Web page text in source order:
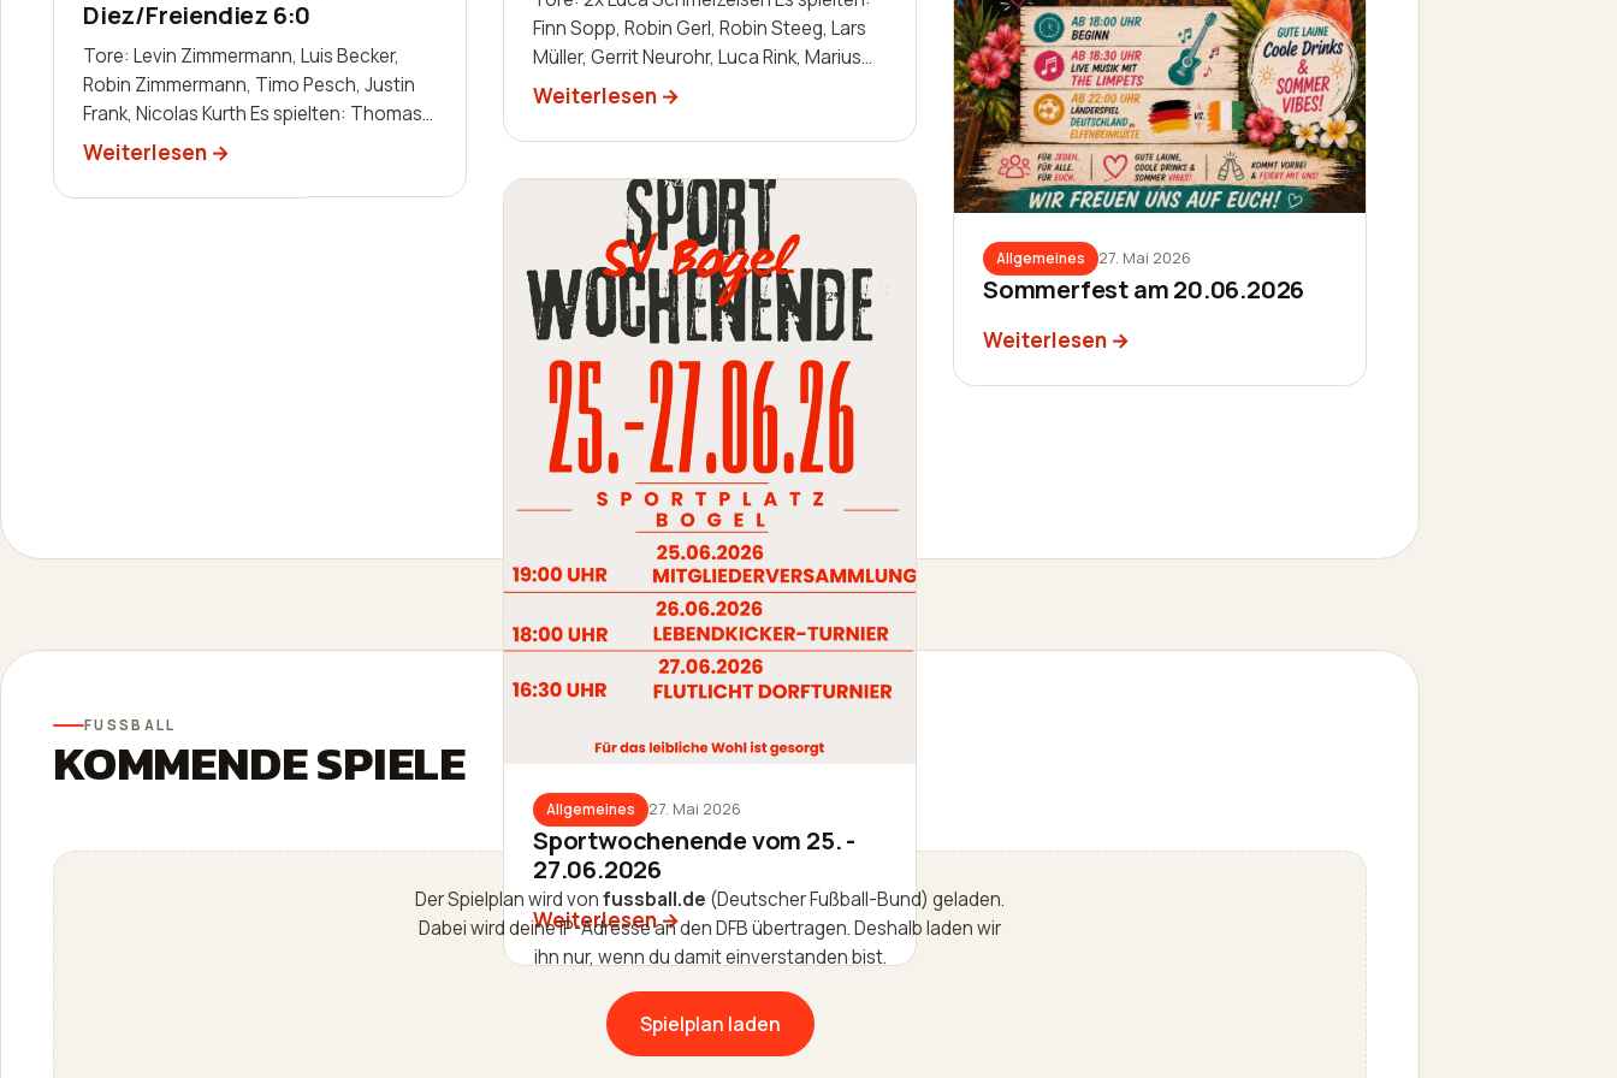
Finn Sopp, Robin Gerl, Robin Steeg, Lars
Müller, Gerrit Neurohr, Luca Rink, Marius
Kunz, Manuel Häuser, Lukas Schleis,…
Weiterlesen
Diez/Freiendiez 6:0
Tore: Levin Zimmermann, Luis Becker,
Robin Zimmermann, Timo Pesch, Justin
Frank, Nicolas Kurth Es spielten: Thomas
Dreger, Andre Dillenberger, Sascha
Weiterlesen
Allgemeines 27. Mai 2026
Sommerfest am 20.06.2026
Weiterlesen
Allgemeines 27. Mai 2026
Sportwochenende vom 25. -
27.06.2026
Weiterlesen
FUSSBALL
KOMMENDE SPIELE
Der Spielplan wird vonfussball.de (Deutscher Fußball-Bund) geladen.
Dabei wird deine IP-Adresse an den DFB übertragen. Deshalb laden wir
ihn nur, wenn du damit einverstanden bist.
Spielplan laden